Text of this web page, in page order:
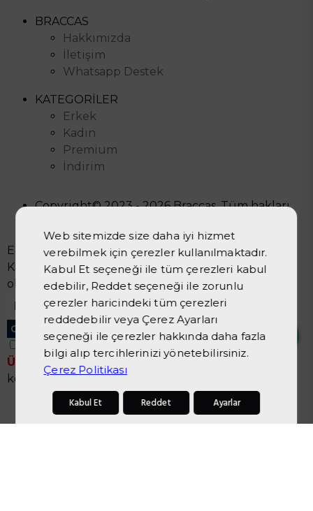
Web sitemizde size daha iyi hizmet
verebilmek için çerezler kullanılmaktadır.
Kabul Et seçeneği ile tüm çerezleri kabul
edebilir, Reddet seçeneği ile zorunlu
çerezler haricindeki tüm çerezleri
reddedebilir veya Çerez Ayarları
seçeneği ile çerezler hakkında daha fazla
bilgi alıp tercihlerinizi yönetebilirsiniz.
Çerez Politikası
Kabul Et Reddet Ayarlar
BRACCAS
Hakkımızda
İletişim
Whatsapp Destek
KATEGORİLER
Erkek
Kadın
Premium
İndirim
Copyright© 2023 - 2026 Braccas. Tüm hakları
E-BÜLTEN KAYIT
Kampanyalarımızdan ve indirimlerimizden güncel
olarak haberdar olun.
GÖNDER
Üyelik koşullarını
kişisel verilerimin
korunmasını kabul ediyorum.